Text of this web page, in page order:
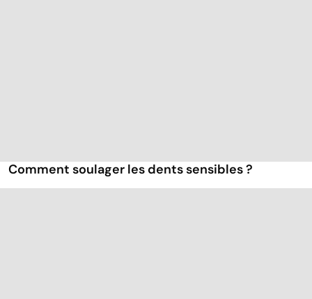
Comment soulager les dents sensibles ?